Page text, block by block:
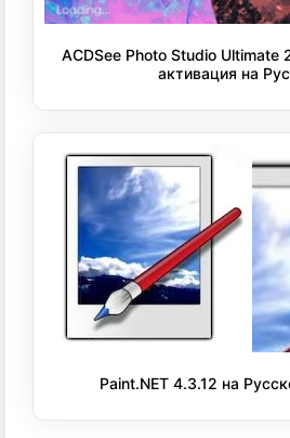
ACDSee Photo Studio Ultimate
активация на
Paint.NET 4.3.12 на